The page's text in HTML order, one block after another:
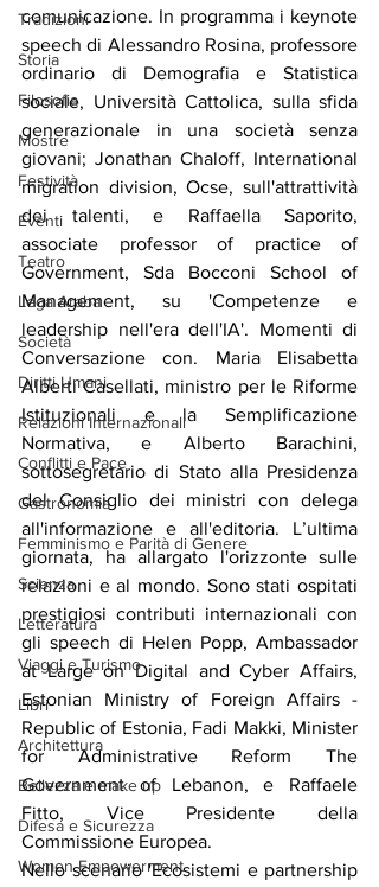
Tradizioni
Storia
Filosofia
Mostre
Festività
Eventi
Teatro
Lega Araba
Società
Diritti Umani
Relazioni Internazionali
Conflitti e Pace
Gastronomia
Femminismo e Parità di Genere
Scienza
Letteratura
Viaggi e Turismo
Libri
Architettura
Bellezza e make up
Difesa e Sicurezza
Women Empowerment
comunicazione. In programma i keynote
speech di Alessandro Rosina, professore
ordinario di Demografia e Statistica
sociale, Università Cattolica, sulla sfida
generazionale in una società senza
giovani; Jonathan Chaloff, International
migration division, Ocse, sull'attrattività
dei talenti, e Raffaella Saporito,
associate professor of practice of
Government, Sda Bocconi School of
Management, su 'Competenze e
leadership nell'era dell'IA'. Momenti di
Conversazione con. Maria Elisabetta
Alberti Casellati, ministro per le Riforme
Istituzionali e la Semplificazione
Normativa, e Alberto Barachini,
sottosegretario di Stato alla Presidenza
del Consiglio dei ministri con delega
all'informazione e all'editoria. L’ultima
giornata, ha allargato l'orizzonte sulle
relazioni e al mondo. Sono stati ospitati
prestigiosi contributi internazionali con
gli speech di Helen Popp, Ambassador
at Large on Digital and Cyber Affairs,
Estonian Ministry of Foreign Affairs -
Republic of Estonia, Fadi Makki, Minister
for Administrative Reform The
Government of Lebanon, e Raffaele
Fitto, Vice Presidente della
Commissione Europea.
Nello scenario 'Ecosistemi e partnership